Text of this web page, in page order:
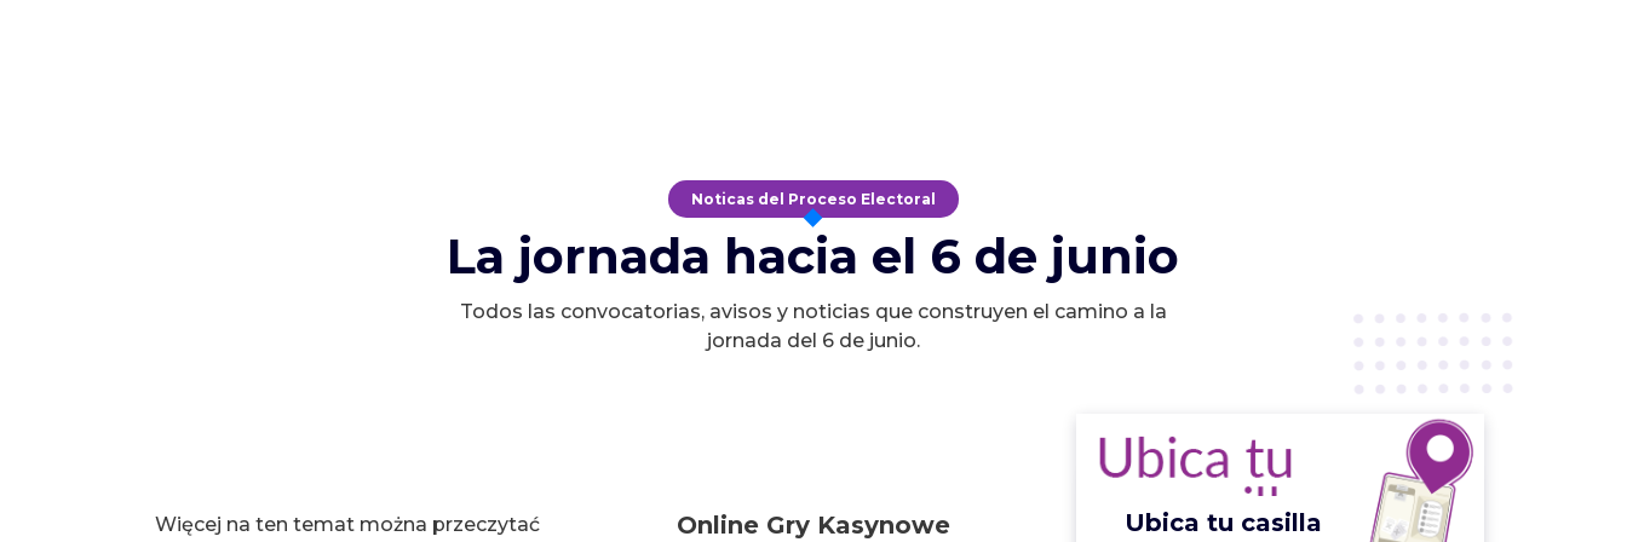
Noticas del Proceso Electoral
La jornada hacia el 6 de junio
Todos las convocatorias, avisos y noticias que construyen el camino a la
jornada del 6 de junio.
Więcej na ten temat można przeczytać
Online Gry Kasynowe
Online Gry Kasynowe Ubica tu casilla